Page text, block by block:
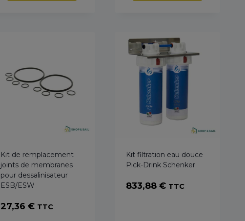
Kit de remplacement
joints de membranes
pour dessalinisateur
ESB/ESW
27,36€ TTC
Kit filtration eau douce
Pick-Drink Schenker
833,88 € TTC